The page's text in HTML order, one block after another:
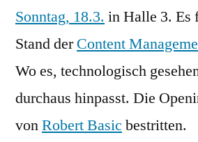
Sonntag, 18.3. in Halle 3. Es
Stand derContent
Wo es, technologisch
durchaus hinpasst. Die
vonRobert Basic bestritten.